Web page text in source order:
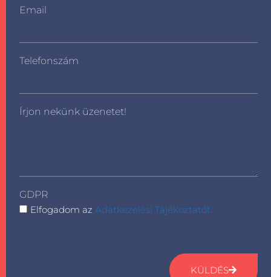
Email
Telefonszám
Írjon nekünk üzenetet!
GDPR
Elfogadom azAdatkezelési Tájékoztatót.
KÜLDÉS